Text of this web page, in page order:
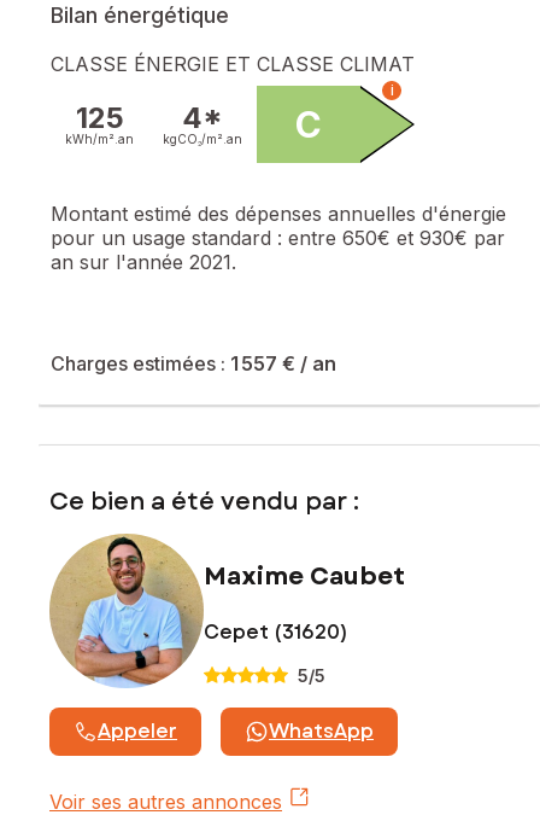
Bilan énergétique
CLASSE ÉNERGIE ET CLASSE CLIMAT
125
kWh/m². an
4*
kgCO₂/m². an C
i
Montant estimé des dépenses annuelles d'énergie
pour un usage standard : entre 650€ et 930€ par
an sur l'année 2021.
Charges estimées : 1 557 € / an
Ce bien a été vendu par :
Maxime Caubet
Cepet (31620)
5/5
Appeler WhatsApp
Voir ses autres annonces